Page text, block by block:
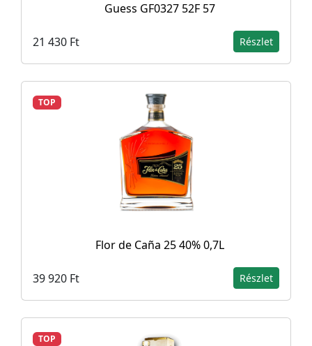
Guess GF0327 52F 57
21 430 Ft Részlet
TOP
Flor de Caña 25 40% 0,7L
39 920 Ft Részlet
TOP